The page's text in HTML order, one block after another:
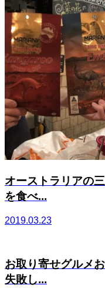
オーストラリアの
を食べ...
2019.03.23
お取り寄せグルメ
失敗し...